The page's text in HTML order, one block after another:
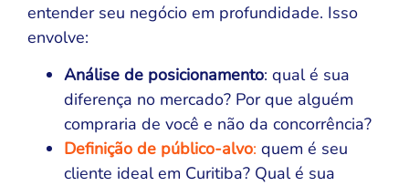
entender seu negócio em profundidade. Isso
envolve:
Análise de posicionamento: qual é sua
diferença no mercado? Por que alguém
compraria de você e não da concorrência?
Definição de público-alvo: quem é seu
cliente ideal em Curitiba? Qual é sua